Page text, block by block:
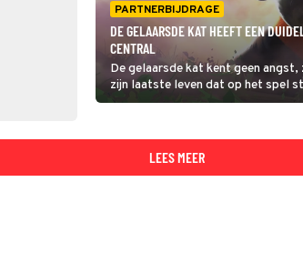
PARTNERBIJDRAGE
DE GELAARSDE KAT HEEFT EEN
CENTRAL
De gelaarsde kat kent geen
zijn laatste leven dat op het spel
afloopt? Je ontdekt het op
LEES MEER